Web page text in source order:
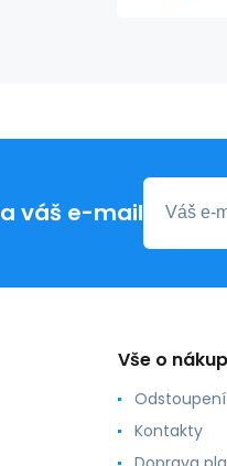
váš e-mail
Vše o
Kontakty